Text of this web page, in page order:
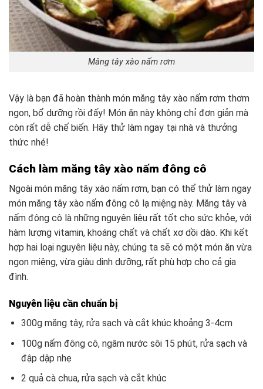
Măng tây xào nấm rơm
Vậy là bạn đã hoàn thành món măng tây xào nấm rơm thơm
ngon, bổ dưỡng rồi đấy! Món ăn này không chỉ đơn giản mà
còn rất dễ chế biến. Hãy thử làm ngay tại nhà và thưởng
thức nhé!
Cách làm măng tây xào nấm đông cô
Ngoài món măng tây xào nấm rơm, bạn có thể thử làm ngay
món măng tây xào nấm đông cô lạ miệng này. Măng tây và
nấm đông cô là những nguyên liệu rất tốt cho sức khỏe, với
hàm lượng vitamin, khoáng chất và chất xơ dồi dào. Khi kết
hợp hai loại nguyên liệu này, chúng ta sẽ có một món ăn vừa
ngon miệng, vừa giàu dinh dưỡng, rất phù hợp cho cả gia
đình.
Nguyên liệu cần chuẩn bị
300g măng tây, rửa sạch và cắt khúc khoảng 3-4cm
100g nấm đông cô, ngâm nước sôi 15 phút, rửa sạch và
đập dập nhẹ
2 quả cà chua, rửa sạch và cắt khúc